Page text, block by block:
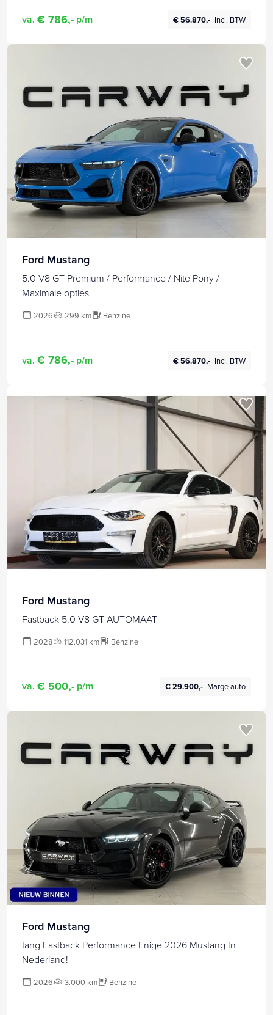
va. € 786,- p/m € 56.870,- Incl. BTW
Ford Mustang
5.0 V8 GT Premium / Performance / Nite Pony /
Maximale opties
2026 299 km Benzine
va. € 786,- p/m € 56.870,- Incl. BTW
Ford Mustang
Fastback 5.0 V8 GT AUTOMAAT
2028 112.031 km Benzine
va. € 500,- p/m € 29.900,- Marge auto
Ford Mustang
tang Fastback Performance Enige 2026 Mustang In
Nederland!
2026 3.000 km Benzine